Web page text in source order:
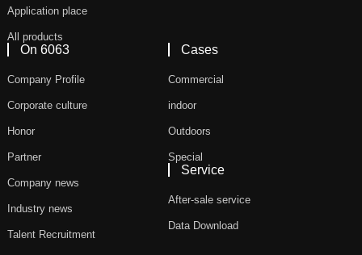
Application place
All products
On 6063
Company Profile
Corporate culture
Honor
Partner
Company news
Industry news
Talent Recruitment
Cases
Commercial
indoor
Outdoors
Special
Service
After-sale service
Data Download